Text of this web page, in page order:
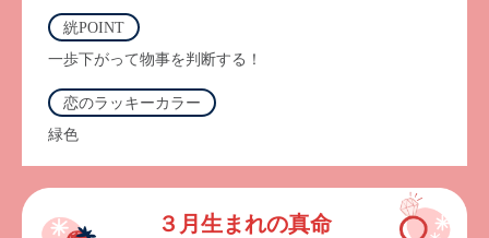
絖POINT
一歩下がって物事を判断する！
恋のラッキーカラー
緑色
３月生まれの真命